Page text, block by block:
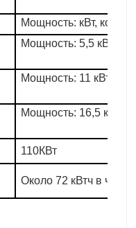
Мощность: кВт,
Мощность: 5,5 кВт (1
Мощность: 11 кВт (2
Мощность: 16,5 кВт
110КВт
Около 72 кВтч в час